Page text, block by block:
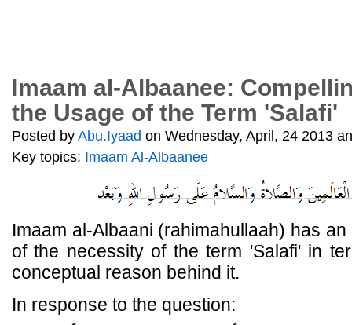
Imaam al-Albaanee:
the Usage of the Term 'Salafi'
Posted by Abu.Iyaad on Wednesday, April, 24 2013
Key topics: Imaam Al-Albaanee
Imaam al-Albaani (rahimahullaah) has
of the necessity of the term 'Salafi' in
conceptual reason behind it.
In response to the question: